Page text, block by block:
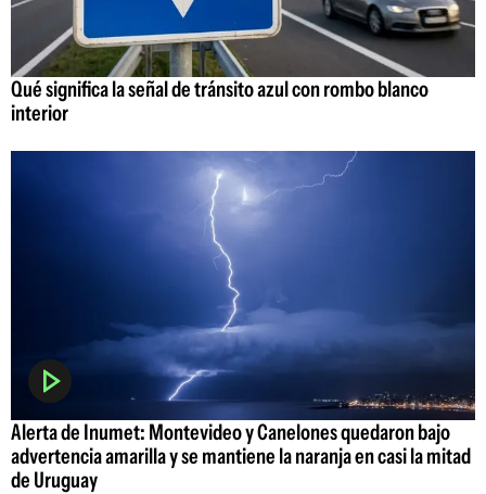
Qué significa la señal de tránsito azul con rombo blanco
interior
Alerta de Inumet: Montevideo y Canelones quedaron bajo
advertencia amarilla y se mantiene la naranja en casi la mitad
de Uruguay